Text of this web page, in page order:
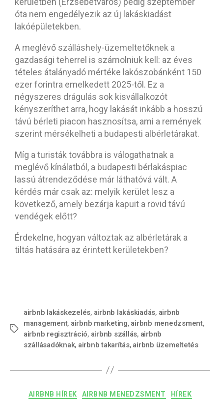
óta nem engedélyezik az új lakáskiadást
lakóépületekben.
A meglévő szálláshely-üzemeltetőknek a
gazdasági teherrel is számolniuk kell: az éves
tételes átalányadó mértéke lakószobánként 150
ezer forintra emelkedett 2025-től. Ez a
négyszeres drágulás sok kisvállalkozót
kényszeríthet arra, hogy lakását inkább a hosszú
távú bérleti piacon hasznosítsa, ami a remények
szerint mérsékelheti a budapesti albérletárakat.
Míg a turisták továbbra is válogathatnak a
meglévő kínálatból, a budapesti bérlakáspiac
lassú átrendeződése már láthatóvá vált. A
kérdés már csak az: melyik kerület lesz a
következő, amely bezárja kapuit a rövid távú
vendégek előtt?
Érdekelne, hogyan változtak az albérletárak a
tiltás hatására az érintett kerületekben?
airbnb lakáskezelés, airbnb lakáskiadás, airbnb
management, airbnb marketing,airbnb menedzsment,
airbnb regisztráció, airbnb szállás, airbnb
szállásadóknak, airbnb takarítás,airbnb üzemeltetés
AIRBNB HÍREK AIRBNB MENEDZSMENT HÍREK